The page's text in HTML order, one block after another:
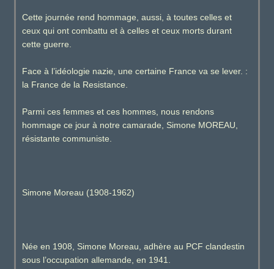
Cette journée rend hommage, aussi, à toutes celles et
ceux qui ont combattu et à celles et ceux morts durant
cette guerre.
Face à l’idéologie nazie, une certaine France va se lever. :
la France de la Resistance.
Parmi ces femmes et ces hommes, nous rendons
hommage ce jour à notre camarade, Simone MOREAU,
résistante communiste.
Simone Moreau (1908-1962)
Née en 1908, Simone Moreau, adhère au PCF clandestin
sous l’occupation allemande, en 1941.